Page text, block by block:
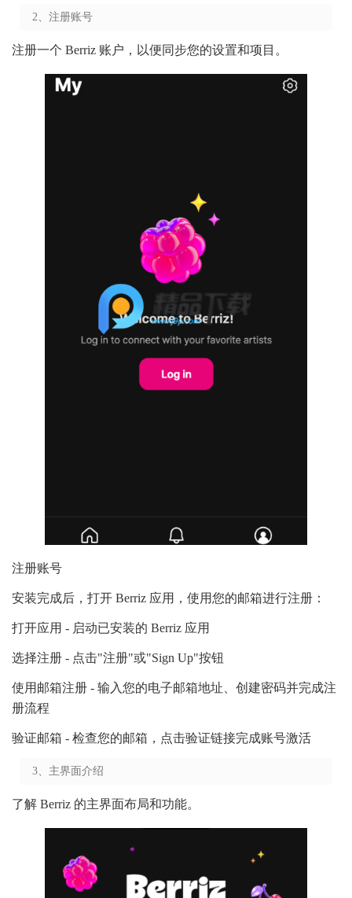
2、注册账号
注册一个 Berriz 账户，以便同步您的设置和项目。
注册账号
安装完成后，打开 Berriz 应用，使用您的邮箱进行注册：
打开应用 - 启动已安装的 Berriz 应用
选择注册 - 点击"注册"或"Sign Up"按钮
使用邮箱注册 - 输入您的电子邮箱地址、创建密码并完成注
册流程
验证邮箱 - 检查您的邮箱，点击验证链接完成账号激活
3、主界面介绍
了解 Berriz 的主界面布局和功能。